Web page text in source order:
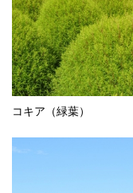
コキア（緑葉）